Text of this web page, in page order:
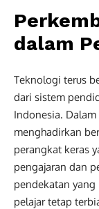
dalam
Teknologi terus
dari sistem
Indonesia.
menghadirkan
perangkat keras
pengajaran dan
pendekatan
pelajar tetap